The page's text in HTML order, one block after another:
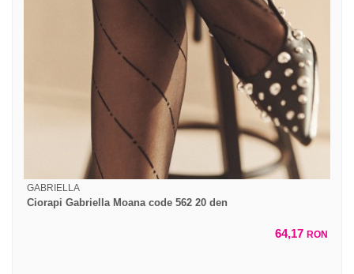
GABRIELLA
Ciorapi Gabriella Moana code 562 20 den
64,17 RON